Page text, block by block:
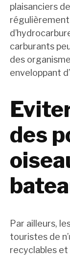
plaisanciers
carburants
des
enveloppant
des
Par ailleurs,
touristes de
recyclables et